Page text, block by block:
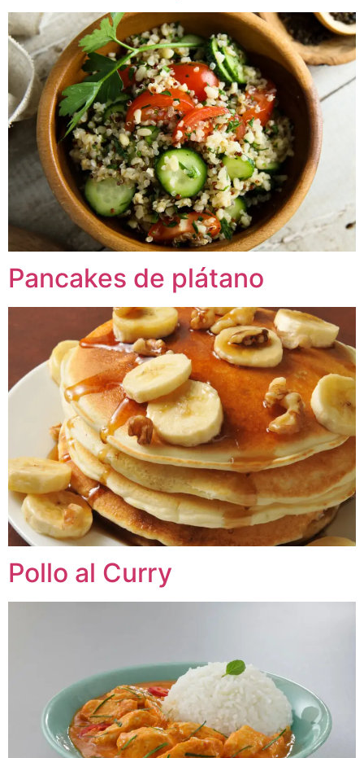
Pancakes de plátano
Pollo al Curry